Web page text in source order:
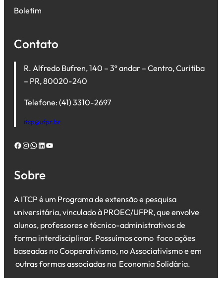
Boletim
Contato
R. Alfredo Bufren, 140 – 3º andar – Centro, Curitiba
– PR, 80020-240
Telefone: (41) 3310-2697
itcp@ufpr.br
Facebook Instagram WhatsApp LinkedIn Youtube
Sobre
A ITCP é um Programa de extensão e pesquisa
universitária, vinculado à PROEC/UFPR, que envolve
alunos, professores e técnico-administrativos de
forma interdisciplinar. Possuímos como foco ações
baseadas no Cooperativismo, no Associativismo e em
outras formas associadas na Economia Solidária.